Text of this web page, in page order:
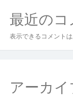
最近のコ
表示できるコメントは
アーカ